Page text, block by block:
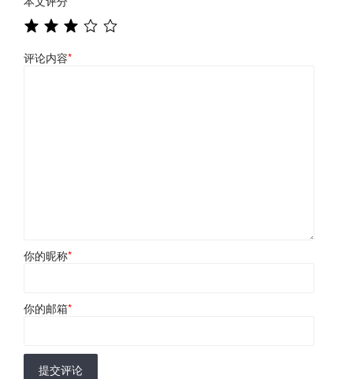
评论内容*
你的昵称*
你的邮箱*
提交评论